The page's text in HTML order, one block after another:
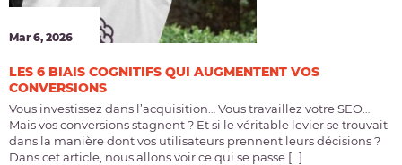
Mar 6, 2026
LES 6 BIAIS COGNITIFS QUI AUGMENTENT VOS
CONVERSIONS
Vous investissez dans l’acquisition… Vous travaillez votre SEO…
Mais vos conversions stagnent ? Et si le véritable levier se trouvait
dans la manière dont vos utilisateurs prennent leurs décisions ?
Dans cet article, nous allons voir ce qui se passe […]